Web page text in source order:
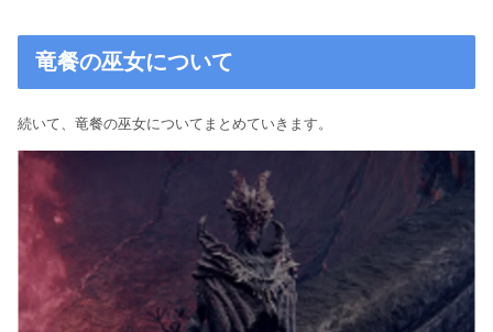
竜餐の巫女について
続いて、竜餐の巫女についてまとめていきます。